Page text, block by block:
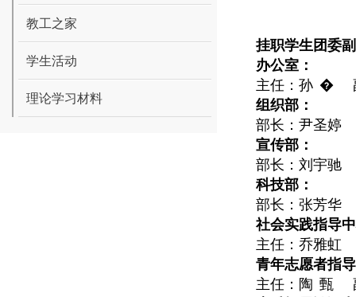
教工之家
学生活动
理论学习材料
挂职学生团委
办公室：
主任：孙 �
组织部：
部长：尹圣婷
宣传部：
部长：刘宇驰
科技部：
部长：张芳华
社会实践指导
主任：乔雅虹
青年志愿者指
主任：陶 甄